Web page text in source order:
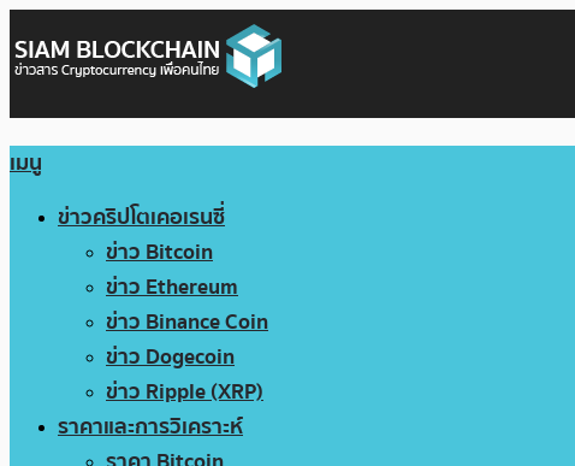
เมนู
ข่าวคริปโตเคอเรนซี่
ข่าว Bitcoin
ข่าว Ethereum
ข่าว Binance Coin
ข่าว Dogecoin
ข่าว Ripple (XRP)
ราคาและการวิเคราะห์